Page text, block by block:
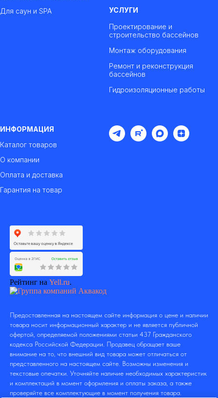
Для саун и SPA
УСЛУГИ
Проектирование и
строительство бассейнов
Монтаж оборудования
Ремонт и реконструкция
бассейнов
Гидроизоляционные работы
ИНФОРМАЦИЯ
Каталог товаров
О компании
Оплата и доставка
Гарантия на товар
Рейтинг на Yell.ru.
Предоставленная на настоящем сайте информация о цене и наличии
товара носит информационный характер и не является публичной
офертой, определяемой положениями статьи 437 Гражданского
кодекса Российской Федерации. Продавец обращает ваше
внимание на то, что внешний вид товара может отличаться от
представленного на настоящем сайте. Возможны изменения и
текстовые опечатки. Уточняйте наличие необходимых характеристик
и комплектаций в момент оформления и оплаты заказа, а также
проверяйте все комплектующие в момент получения товара.